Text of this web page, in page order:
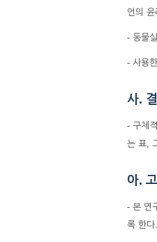
언의
- 동물
- 사용
사.
- 구체
는 표,
아.
- 본 연
록 한다.